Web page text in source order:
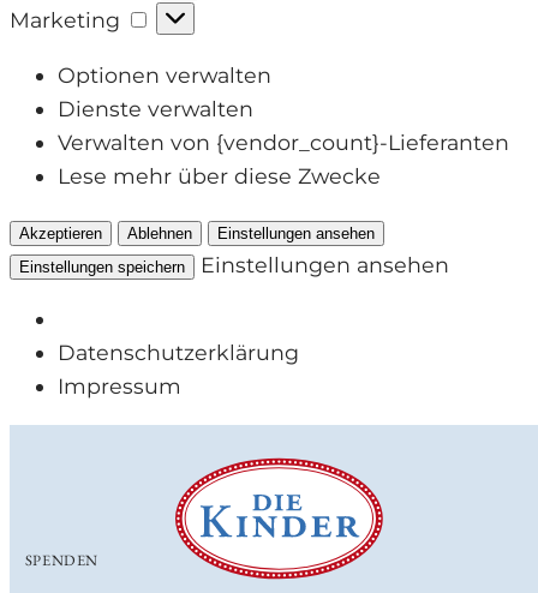
Marketing
Marketing
Optionen verwalten
Dienste verwalten
Verwalten von {vendor_count}-Lieferanten
Lese mehr über diese Zwecke
Akzeptieren Ablehnen
Einstellungen ansehen
Einstellungen speichern
Einstellungen ansehen
Datenschutzerklärung
Impressum
SPENDEN